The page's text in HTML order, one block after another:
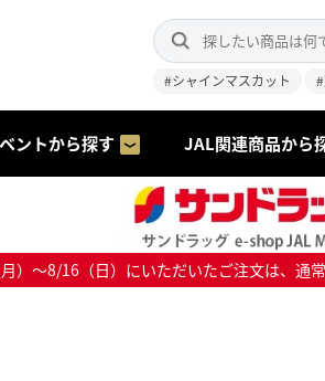
#シャインマスカット
ントから探す JAL関連商品から
）～8/16（日）にいただいたご注文は、